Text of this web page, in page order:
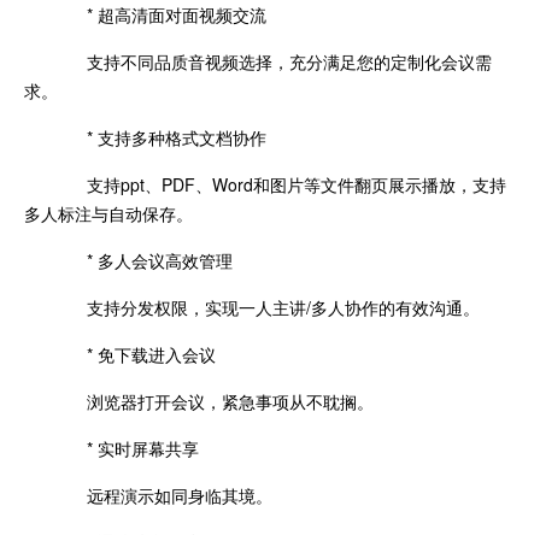
* 超高清面对面视频交流
支持不同品质音视频选择，充分满足您的定制化会议需
求。
* 支持多种格式文档协作
支持ppt、PDF、Word和图片等文件翻页展示播放，支持
多人标注与自动保存。
* 多人会议高效管理
支持分发权限，实现一人主讲/多人协作的有效沟通。
* 免下载进入会议
浏览器打开会议，紧急事项从不耽搁。
* 实时屏幕共享
远程演示如同身临其境。